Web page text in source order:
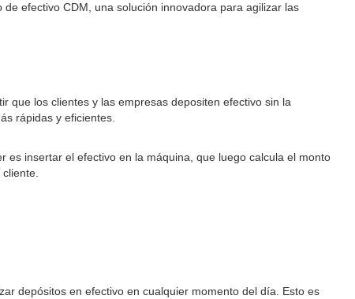
efectivo CDM, una solución innovadora para agilizar las
que los clientes y las empresas depositen efectivo sin la
rápidas y eficientes.
es insertar el efectivo en la máquina, que luego calcula el monto
depósitos en efectivo en cualquier momento del día. Esto es